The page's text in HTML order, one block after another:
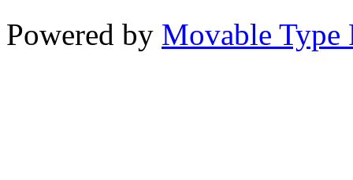
Powered by Movable Type